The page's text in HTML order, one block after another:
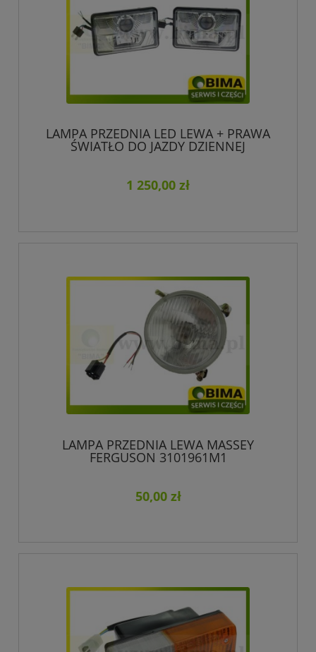
LAMPA PRZEDNIA LED LEWA + PRAWA
ŚWIATŁO DO JAZDY DZIENNEJ
FERGUSON STEYR
1 250,00 zł
LAMPA PRZEDNIA LEWA MASSEY
FERGUSON 3101961M1
50,00 zł